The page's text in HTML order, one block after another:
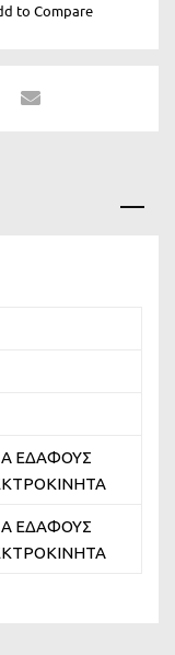
to Compare
ΕΔΑΦΟΥΣ
ΕΔΑΦΟΥΣ